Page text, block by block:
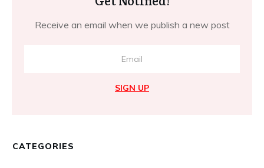
Receive an email when we publish a new post
SIGN UP
CATEGORIES